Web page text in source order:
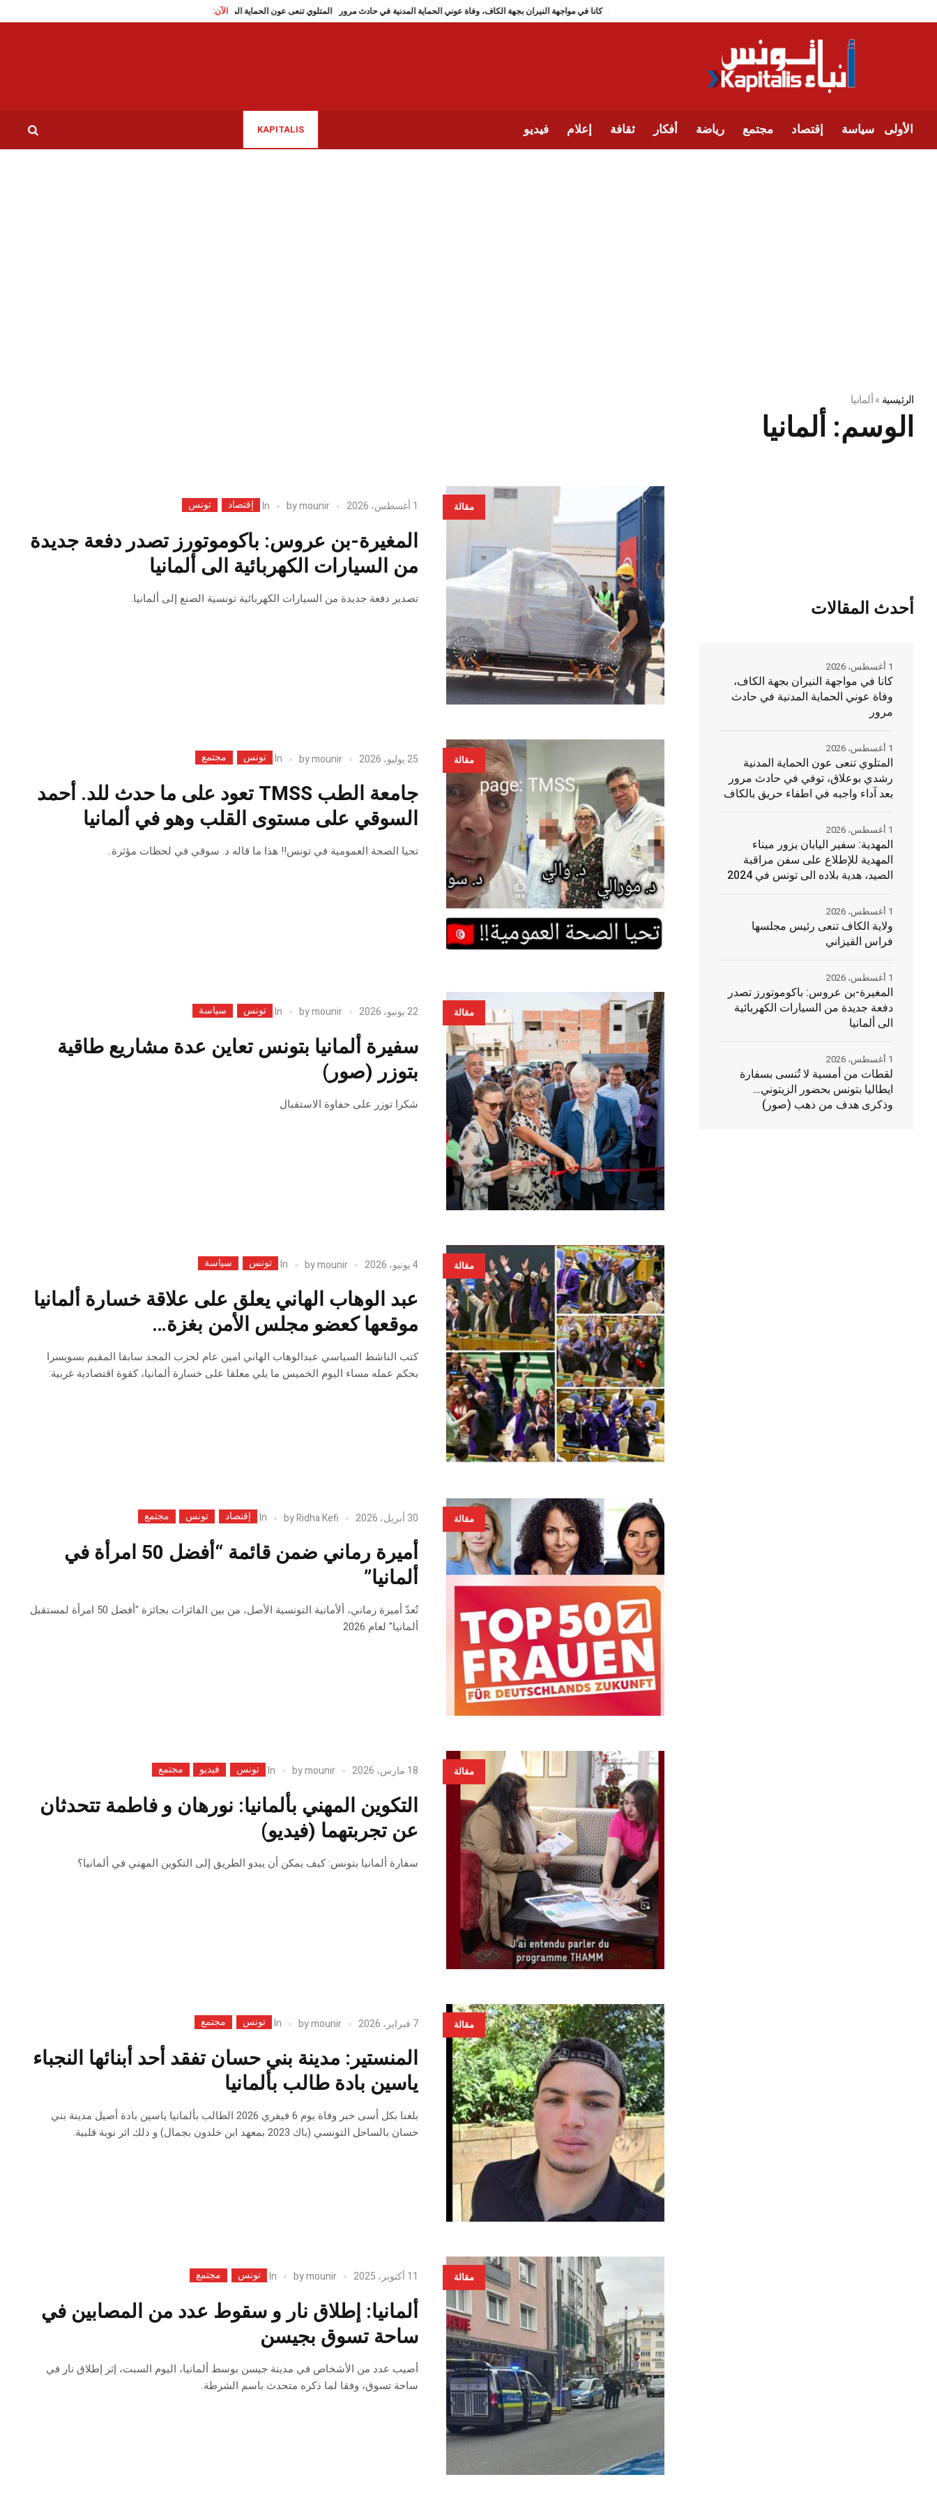
الآن: كانا في مواجهة النيران بجهة الكاف، وفاة عوني الحماية المدنية في حادث مرور المتلوي تنعى عون الحماية المدنية رشدي بوعلاق، توفي في حادث مرور بعد
الأولى سياسة إقتصاد مجتمع رياضة أفكار ثقافة إعلام فيديو KAPITALIS
الرئيسية »ألمانيا
الوسم:ألمانيا
مقالة 1 أغسطس، 2026 bymounir
In إقتصاد تونس
المغيرة-بن عروس: باكوموتورز تصدر دفعة جديدة
من السيارات الكهربائية الى ألمانيا
تصدير دفعة جديدة من السيارات الكهربائية تونسية الصنع إلى ألمانيا.
مقالة 25 يوليو، 2026 bymounir
In تونس مجتمع
جامعة الطب TMSS تعود على ما حدث للد. أحمد
السوقي على مستوى القلب وهو في ألمانيا
تحيا الصحة العمومية في تونس!! هذا ما قاله د. سوقي في لحظات مؤثرة..
مقالة 22 يونيو، 2026 bymounir
In تونس سياسة
سفيرة ألمانيا بتونس تعاين عدة مشاريع طاقية
بتوزر (صور)
شكرا توزر على حفاوة الاستقبال
مقالة 4 يونيو، 2026 bymounir
In تونس سياسة
عبد الوهاب الهاني يعلق على علاقة خسارة ألمانيا
موقعها كعضو مجلس الأمن بغزة…
كتب الناشط السياسي عبدالوهاب الهاني امين عام لحزب المجد سابقا المقيم بسويسرا
بحكم عمله مساء اليوم الخميس ما يلي معلقا على خسارة ألمانيا، كقوة اقتصادية غربية:
مقالة 30 أبريل، 2026 byRidha Kefi
In إقتصاد تونس مجتمع
أميرة رماني ضمن قائمة “أفضل 50 امرأة في
ألمانيا”
تُعدّ أميرة رماني، ألأمانية التونسية الأصل، من بين الفائزات بجائزة "أفضل 50 امرأة لمستقبل
ألمانيا" لعام 2026
مقالة 18 مارس، 2026 bymounir
In تونس فيديو مجتمع
التكوين المهني بألمانيا: نورهان و فاطمة تتحدثان
عن تجربتهما (فيديو)
سفارة ألمانيا بتونس: كيف يمكن أن يبدو الطريق إلى التكوين المهني في ألمانيا؟
مقالة 7 فبراير، 2026 bymounir
In تونس مجتمع
المنستير: مدينة بني حسان تفقد أحد أبنائها النجباء
ياسين بادة طالب بألمانيا
بلغنا بكل أسى خبر وفاة يوم 6 فيفري 2026 الطالب بألمانيا ياسين بادة أصيل مدينة بني
حسان بالساحل التونسي (باك 2023 بمعهد ابن خلدون بجمال) و ذلك اثر نوبة قلبية.
مقالة 11 أكتوبر، 2025 bymounir
In تونس مجتمع
ألمانيا: إطلاق نار و سقوط عدد من المصابين في
ساحة تسوق بجيسن
أصيب عدد من الأشخاص في مدينة جيسن بوسط ألمانيا، اليوم السبت، إثر إطلاق نار في
ساحة تسوق، وفقا لما ذكره متحدث باسم الشرطة.
أحدث المقالات
كانا في مواجهة النيران بجهة الكاف،
وفاة عوني الحماية المدنية في حادث
مرور
1 أغسطس، 2026
المتلوي تنعى عون الحماية المدنية
رشدي بوعلاق، توفي في حادث مرور
بعد آداء واجبه في اطفاء حريق بالكاف
1 أغسطس، 2026
المهدية: سفير اليابان يزور ميناء
المهدية للإطلاع على سفن مراقبة
الصيد، هدية بلاده الى تونس في 2024
1 أغسطس، 2026
ولاية الكاف تنعى رئيس مجلسها
فراس القيزاني
1 أغسطس، 2026
المغيرة-بن عروس: باكوموتورز تصدر
دفعة جديدة من السيارات الكهربائية
الى ألمانيا
1 أغسطس، 2026
لقطات من أمسية لا تُنسى بسفارة
ايطاليا بتونس بحضور الزيتوني…
وذكرى هدف من ذهب (صور)
1 أغسطس، 2026